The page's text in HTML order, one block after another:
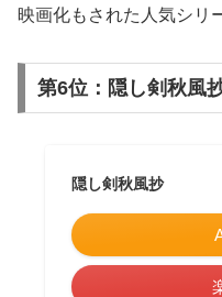
映画化もされた人気シリ
第6位：隠し剣秋風
隠し剣秋風抄